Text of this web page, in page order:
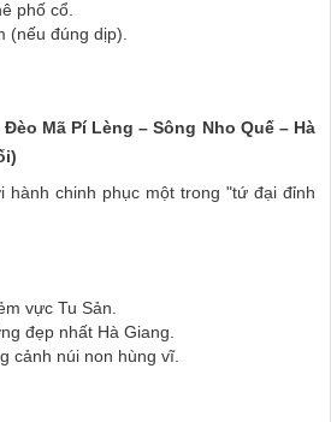
phố cổ.
(nếu đúng dịp).
Mã Pí Lèng – Sông Nho Quế – Hà
hành chinh phục một trong "tứ đại đỉnh
vực Tu Sản.
đẹp nhất Hà Giang.
cảnh núi non hùng vĩ.